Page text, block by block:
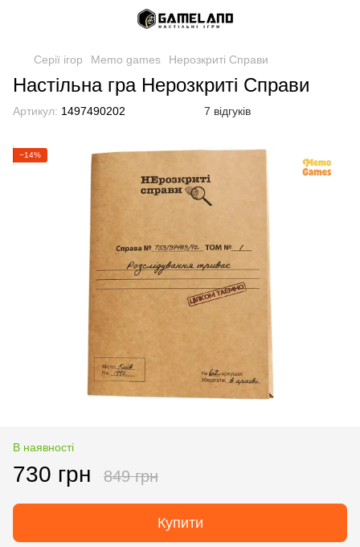
Серії ігор Memo games Нерозкриті Справи
Настільна гра Нерозкриті Справи
Артикул: 1497490202 7 відгуків
−14%
В наявності
730 грн 849 грн
Купити